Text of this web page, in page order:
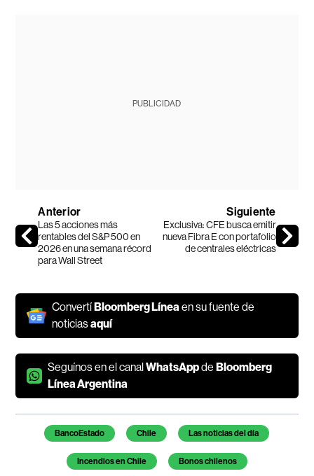
PUBLICIDAD
Anterior
Las 5 acciones más
rentables del S&P 500 en
2026 en una semana récord
para Wall Street
Siguiente
Exclusiva: CFE busca emitir
nueva Fibra E con portafolio
de centrales eléctricas
ConvertíBloomberg Líneaen su fuente de
noticiasaquí
Seguínos en el canalWhatsAppdeBloomberg
Línea Argentina
Temas de este artículo
BancoEstado Chile Las noticias del día
Incendios en Chile Bonos chilenos